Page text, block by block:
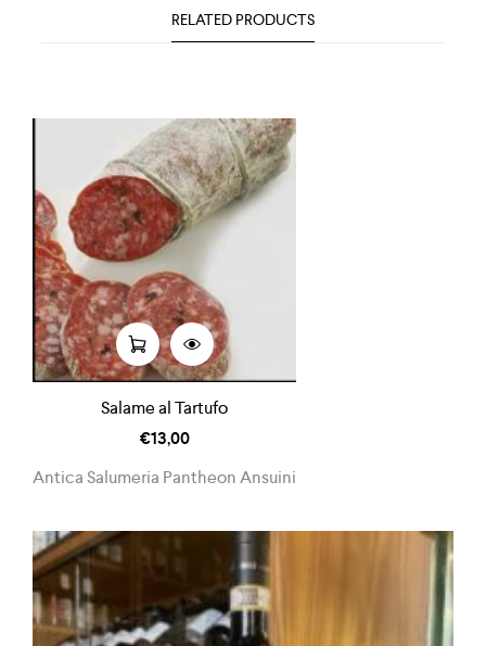
RELATED PRODUCTS
Salame al Tartufo
€13,00
Antica Salumeria Pantheon Ansuini